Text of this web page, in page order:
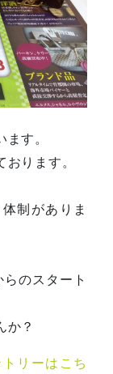
す。
ります。
制がありま
のスタート
か？
リーはこち